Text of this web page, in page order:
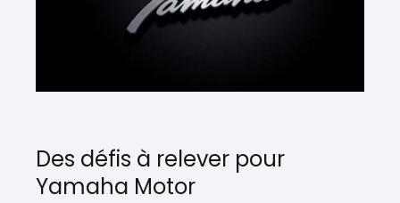
Des défis à relever pour
Yamaha Motor